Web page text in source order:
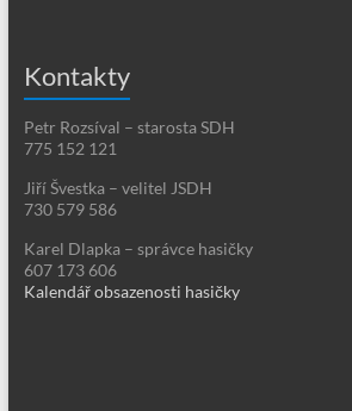
Kontakty
Petr Rozsíval – starosta SDH
775 152 121
Jiří Švestka – velitel JSDH
730 579 586
Karel Dlapka – správce hasičky
607 173 606
Kalendář obsazenosti hasičky